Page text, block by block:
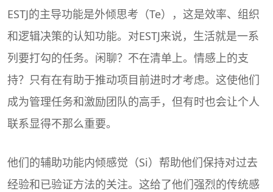
ESTJ的主导功能是外倾思考（Te），这是效率、组织
和逻辑决策的认知功能。对ESTJ来说，生活就是一系
列要打勾的任务。闲聊？不在清单上。情感上的支
持？只有在有助于推动项目前进时才考虑。这使他们
成为管理任务和激励团队的高手，但有时也会让个人
联系显得不那么重要。
他们的辅助功能内倾感觉（Si）帮助他们保持对过去
经验和已验证方法的关注。这给了他们强烈的传统感